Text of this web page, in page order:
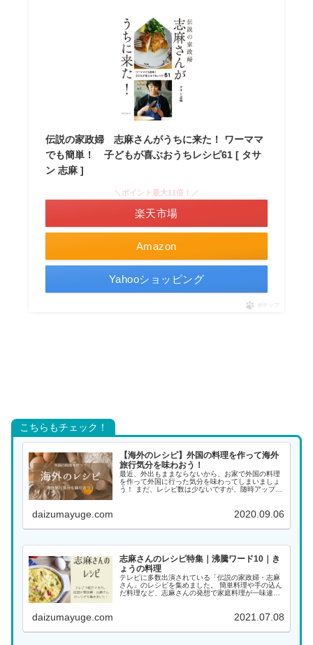
伝説の家政婦 志麻さんがうちに来た！ ワーママ
でも簡単！ 子どもが喜ぶおうちレシピ61 [ タサ
ン 志麻 ]
Amazon
＼ポイント最大11倍！／
楽天市場
Yahooショッピング
ポチップ
こちらもチェック！
【海外のレシピ】外国の料理を作って海外
旅行気分を味わおう！
最近、外出もままならないから、お家で外国の料理
を作って外国に行った気分を味わってしまいましょ
う！ まだ、レシピ数は少ないですが、随時アップし
daizumayuge.com 2020.09.06
志麻さんのレシピ特集｜沸騰ワード10｜き
ょうの料理
テレビに多数出演されている「伝説の家政婦・志麻
さん」のレシピを集めました。 簡単料理や手の込ん
だ料理など、志麻さんの発想で家庭料理が一味違っ
daizumayuge.com 2021.07.08